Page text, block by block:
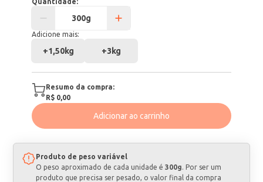
Adicione mais:
+1,50kg +3kg
Resumo da compra:
R$ 0,00
Adicionar ao carrinho
Produto de peso variável
O peso aproximado de cada unidade é 300g. Por ser um
produto que precisa ser pesado, o valor final da compra